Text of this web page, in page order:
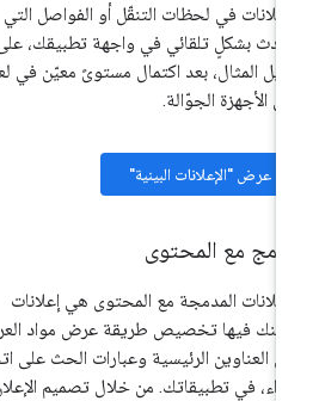
في لحظات التنقّل أو الفواصل التي
بشكلٍ تلقائي في واجهة تطبيقك، على
المثال، بعد اكتمال مستوىً معيّن في لعبة
الأجهزة الجوّالة.
عرض "الإعلانات البينية"
مع المحتوى
المدمجة مع المحتوى هي إعلانات
فيها تخصيص طريقة عرض مواد العرض،
العناوين الرئيسية وعبارات الحث على اتخاذ
في تطبيقاتك. من خلال تصميم الإعلان